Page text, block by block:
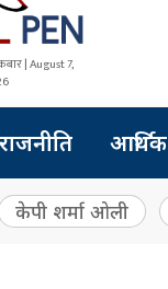
| August 7,
राजनीति आर्थिक
केपी शर्मा ओली